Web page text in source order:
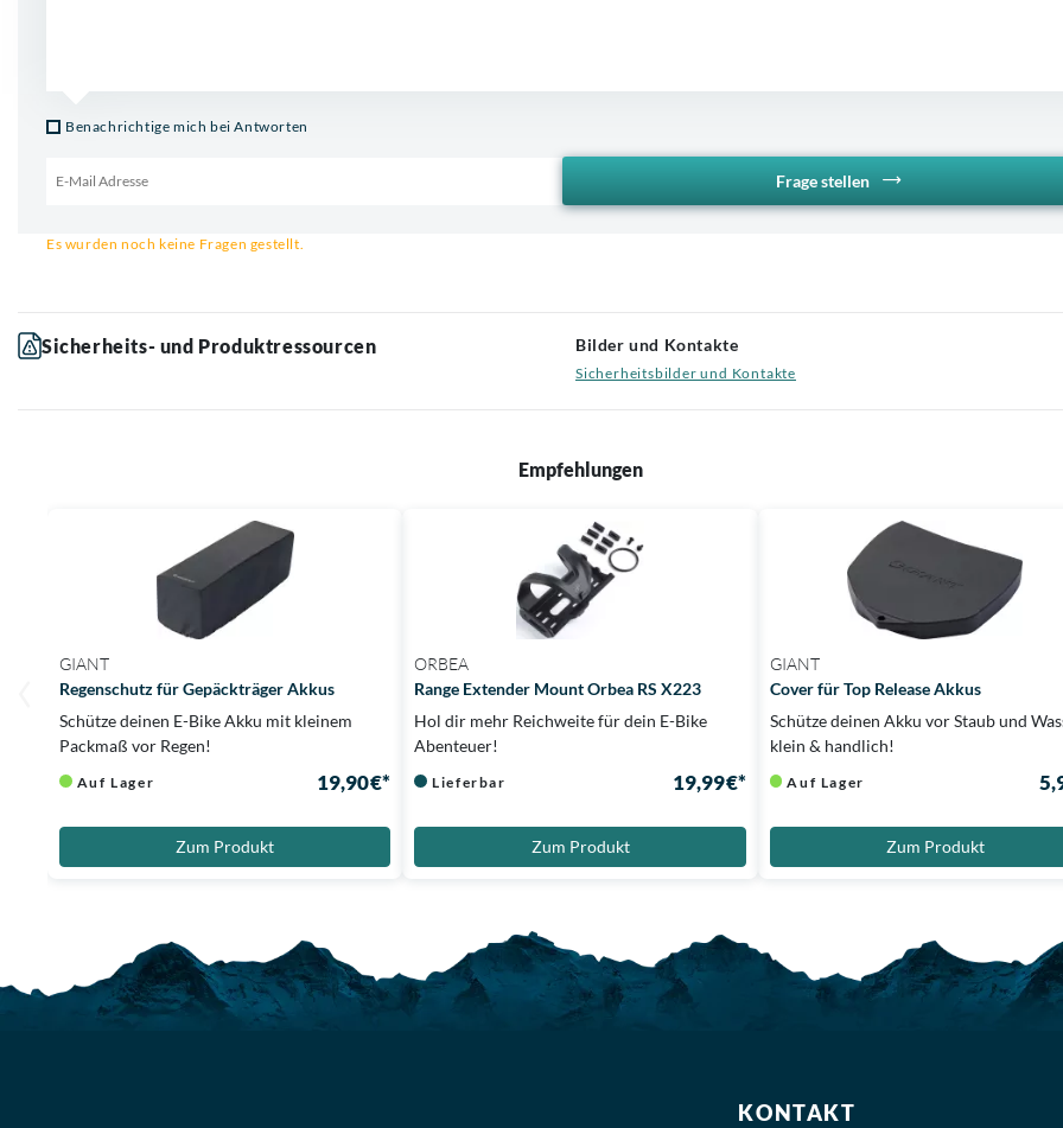
Benachrichtige mich bei Antworten
Frage stellen
Es wurden noch keine Fragen gestellt.
Sicherheits- und Produktressourcen Bilder und Kontakte
Sicherheitsbilder und Kontakte
Empfehlungen
GIANT
Regenschutz für Gepäckträger Akkus
Schütze deinen E-Bike Akku mit kleinem
Packmaß vor Regen!
Auf Lager 19,90 €*
Zum Produkt
ORBEA
Range Extender Mount Orbea RS X223
Hol dir mehr Reichweite für dein E-Bike
Abenteuer!
Lieferbar 19,99 €*
Zum Produkt
GIANT
Cover für Top Release Akkus
Schütze deinen Akku vor Staub und
klein & handlich!
Auf Lager
Zum Produkt
KONTAKT